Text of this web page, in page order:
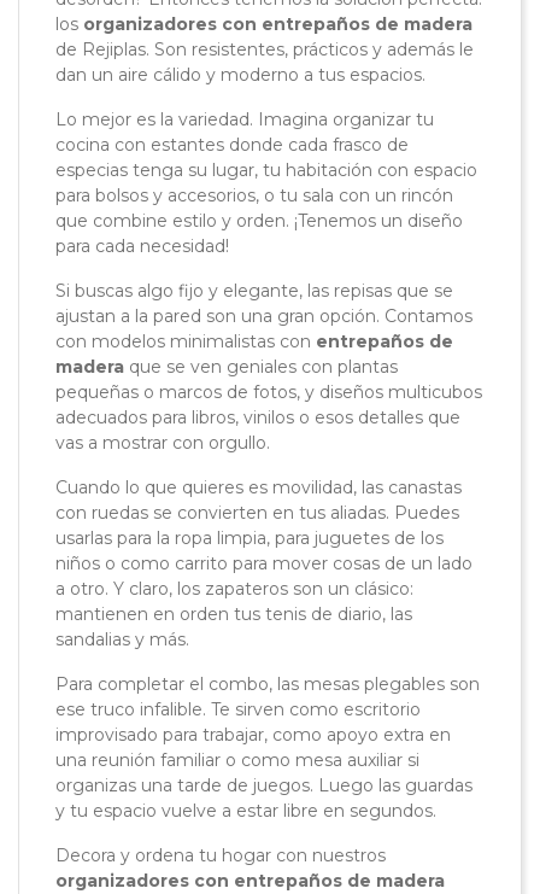
los organizadores con entrepaños de madera
de Rejiplas. Son resistentes, prácticos y además le
dan un aire cálido y moderno a tus espacios.
Lo mejor es la variedad. Imagina organizar tu
cocina con estantes donde cada frasco de
especias tenga su lugar, tu habitación con espacio
para bolsos y accesorios, o tu sala con un rincón
que combine estilo y orden. ¡Tenemos un diseño
para cada necesidad!
Si buscas algo fijo y elegante, las repisas que se
ajustan a la pared son una gran opción. Contamos
con modelos minimalistas con entrepaños de
madera que se ven geniales con plantas
pequeñas o marcos de fotos, y diseños multicubos
adecuados para libros, vinilos o esos detalles que
vas a mostrar con orgullo.
Cuando lo que quieres es movilidad, las canastas
con ruedas se convierten en tus aliadas. Puedes
usarlas para la ropa limpia, para juguetes de los
niños o como carrito para mover cosas de un lado
a otro. Y claro, los zapateros son un clásico:
mantienen en orden tus tenis de diario, las
sandalias y más.
Para completar el combo, las mesas plegables son
ese truco infalible. Te sirven como escritorio
improvisado para trabajar, como apoyo extra en
una reunión familiar o como mesa auxiliar si
organizas una tarde de juegos. Luego las guardas
y tu espacio vuelve a estar libre en segundos.
Decora y ordena tu hogar con nuestros
organizadores con entrepaños de madera